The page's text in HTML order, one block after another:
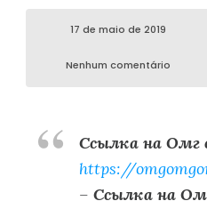
17 de maio de 2019
Nenhum comentário
Ссылка на Омг
https://
– Ссылка на